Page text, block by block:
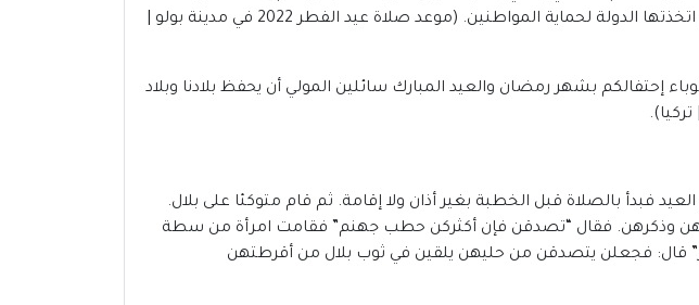
الجمعة والعيدين للحد من إصابة المصلين بذاك الفيروس ضمن الإجراءات الاحترازية التي اتخذتها الدولة لحماية المواطنين. (موعد صلاة عيد الفطر 2022 في مدينة بولو |
إحتفالكم بشهر رمضان والعيد المبارك سائلين المولي أن يحفظ بلادنا وبلاد
فبدأ بالصلاة قبل الخطبة بغير أذان ولا إقامة. ثم قام متوكئا على بلال.
وذكرهن. فقال “تصدقن فإن أكثركن حطب جهنم” فقامت امرأة من سطة
قال: فجعلن يتصدقن من حليهن يلقين في ثوب بلال من أقرطتهن